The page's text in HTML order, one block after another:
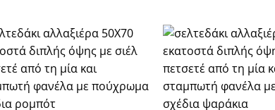
στην λίστα
επιθυμητών